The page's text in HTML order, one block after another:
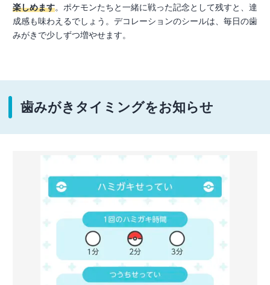
楽しめます。ポケモンたちと一緒に戦った記念として残すと、達
成感も味わえるでしょう。デコレーションのシールは、毎日の歯
みがきで少しずつ増やせます。
歯みがきタイミングをお知らせ